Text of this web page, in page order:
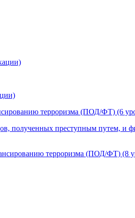
терроризма (ПОД/ФТ) (6
полученных преступным путем, и
терроризма (ПОД/ФТ) (8